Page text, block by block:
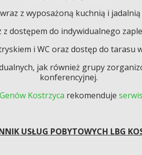
wraz z wyposażoną kuchnią i
z dostępem do indywidualnego
i WC oraz dostęp do
jak również grupy
konferencyjnej.
Kostrzyca rekomenduje
USŁUG POBYTOWYCH LBG